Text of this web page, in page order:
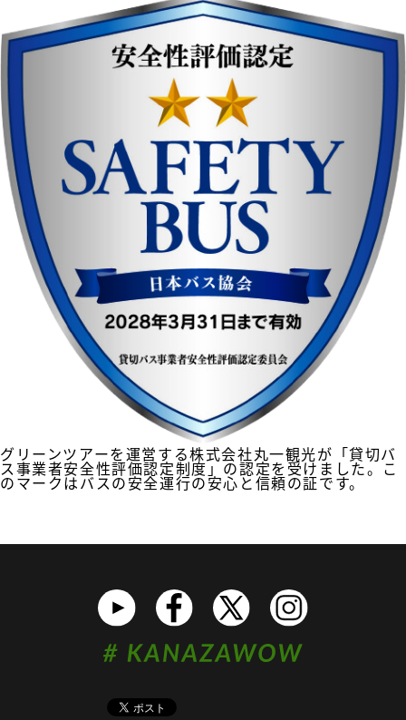
グリーンツアーを運営する株式会社丸一観光が「貸切バ
ス事業者安全性評価認定制度」の認定を受けました。こ
のマークはバスの安全運行の安心と信頼の証です。